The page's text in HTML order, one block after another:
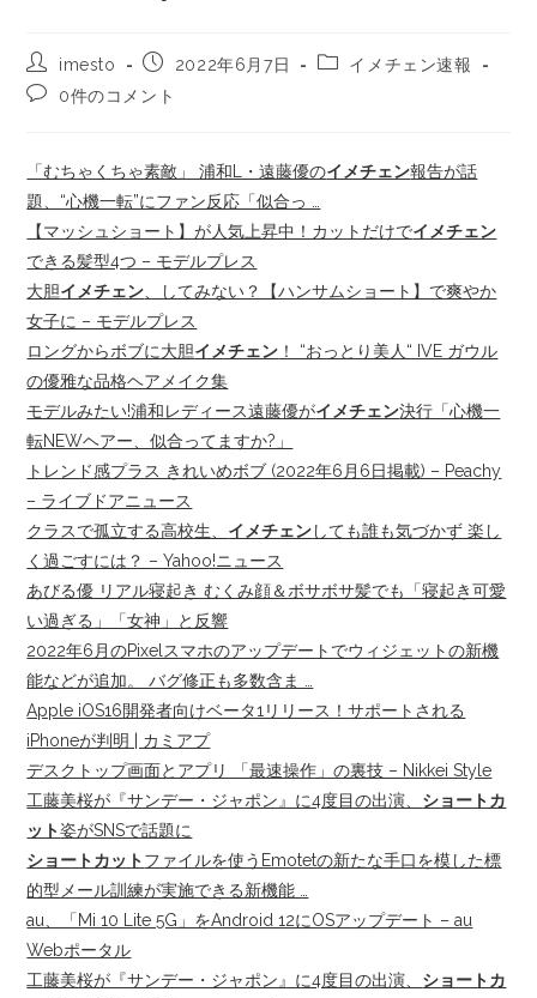
imesto 2022年6月7日
イメチェン速報
0件のコメント
「むちゃくちゃ素敵」 浦和L・遠藤優のイメチェン報告が話
題、“心機一転”にファン反応「似合っ …
【マッシュショート】が人気上昇中！カットだけでイメチェン
できる髪型4つ – モデルプレス
大胆イメチェン 、してみない？【ハンサムショート】で爽やか
女子に – モデルプレス
ロングからボブに大胆イメチェン ！ “おっとり美人“ IVE ガウル
の優雅な品格ヘアメイク集
モデルみたい!浦和レディース遠藤優がイメチェン決行「心機一
転NEWヘアー、似合ってますか?」
トレンド感プラス きれいめボブ (2022年6月6日掲載) – Peachy
– ライブドアニュース
クラスで孤立する高校生、 イメチェンしても誰も気づかず 楽し
く過ごすには？ – Yahoo!ニュース
あびる優 リアル寝起き むくみ顔＆ボサボサ髪でも「寝起き可愛
い過ぎる」「女神」と反響
2022年6月のPixelスマホのアップデートでウィジェットの新機
能などが追加。 バグ修正も多数含ま …
Apple iOS16開発者向けベータ1リリース！サポートされる
iPhoneが判明 | カミアプ
デスクトップ画面とアプリ 「最速操作」の裏技 – Nikkei Style
工藤美桜が『サンデー・ジャポン』に4度目の出演、 ショートカ
ット姿がSNSで話題に
ショートカットファイルを使うEmotetの新たな手口を模した標
的型メール訓練が実施できる新機能 …
au、「Mi 10 Lite 5G」をAndroid 12にOSアップデート – au
Webポータル
工藤美桜が『サンデー・ジャポン』に4度目の出演、 ショートカ